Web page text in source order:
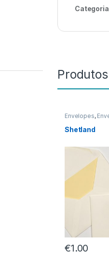
Envelopes,
Shetland
€1.00